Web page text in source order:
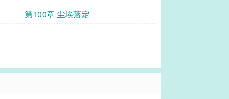
第100章 尘埃落定